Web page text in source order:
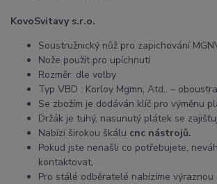
KovoSvitavy s.r.o.
Soustružnický nůž pro zapichování
Nože použít pro upíchnutí
Rozměr: dle volby
Typ VBD : Korloy Mgmn, Atd.. –
Se zbožím je dodáván klíč pro výměnu
Držák je tuhý, nasunutý plátek se
Nabízí širokou škálu cnc nástrojů.
Pokud jste nenašli co potřebujete,
kontaktovat,
Pro stálé odběratelé nabízíme výraznou